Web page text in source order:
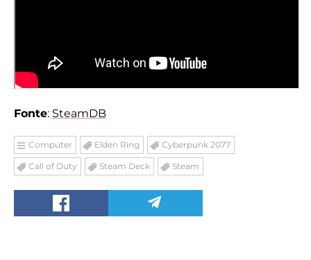
Fonte: SteamDB
Computer Elden Ring Cyberpunk 2077
Call of Duty Steam Deck Steam